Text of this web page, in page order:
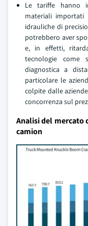
Le tariffe hanno
materiali importati
idrauliche di
potrebbero aver
e, in effetti,
tecnologie come
diagnostica a
particolare le
colpite dalle
concorrenza sul
Analisi del mercato
camion